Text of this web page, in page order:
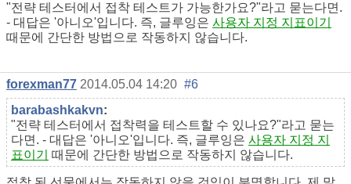
"전략 테스터에서 접착 테스트가 가능한가요?"라고 묻는다면.
- 대답은 '아니오'입니다. 즉, 글루잉은 사용자 지정 지표이기
때문에 간단한 방법으로 작동하지 않습니다.
forexman77 2014.05.04 14:20 #6
barabashkakvn:
"전략 테스터에서 접착력을 테스트할 수 있나요?"라고 묻는
다면. - 대답은 '아니오'입니다. 즉, 글루잉은 사용자 지정 지
표이기
때문에 간단한 방법으로 작동하지 않습니다.